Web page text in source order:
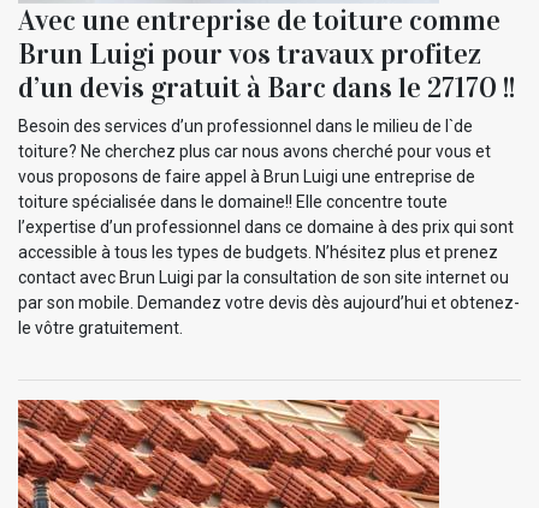
Avec une entreprise de toiture comme
Brun Luigi pour vos travaux profitez
d’un devis gratuit à Barc dans le 27170 !!
Besoin des services d’un professionnel dans le milieu de l`de
toiture? Ne cherchez plus car nous avons cherché pour vous et
vous proposons de faire appel à Brun Luigi une entreprise de
toiture spécialisée dans le domaine!! Elle concentre toute
l’expertise d’un professionnel dans ce domaine à des prix qui sont
accessible à tous les types de budgets. N’hésitez plus et prenez
contact avec Brun Luigi par la consultation de son site internet ou
par son mobile. Demandez votre devis dès aujourd’hui et obtenez-
le vôtre gratuitement.